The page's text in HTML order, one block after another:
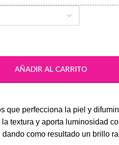
AÑADIR AL CARRITO
que perfecciona la piel y
textura y aporta luminosidad
como resultado un brillo